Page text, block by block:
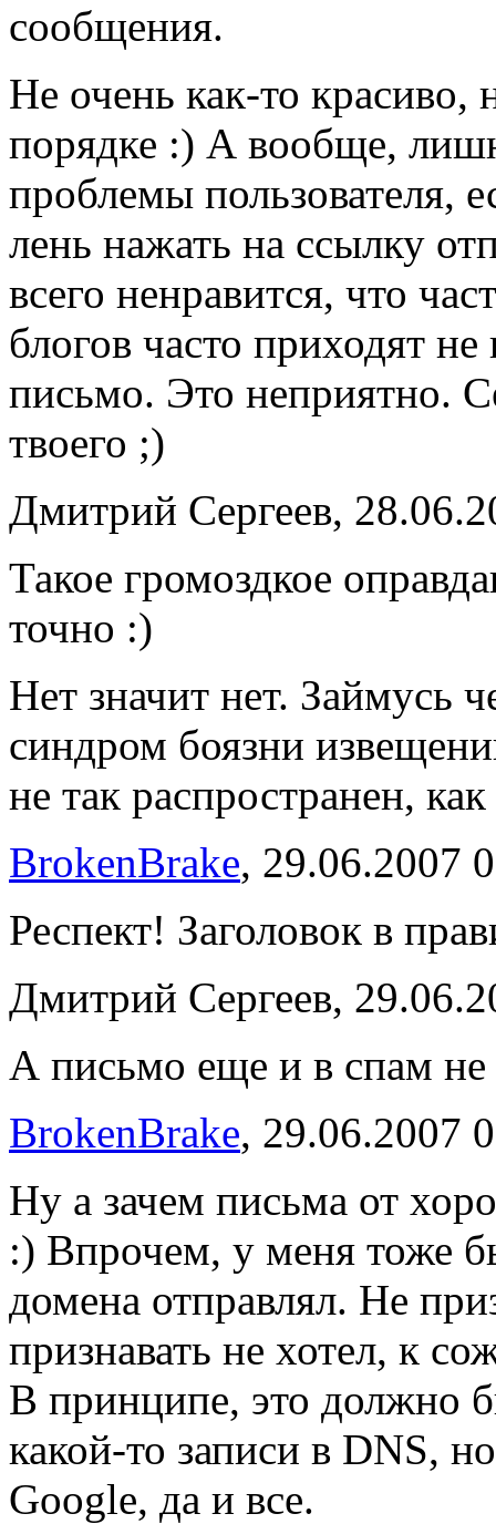
сообщения.
Не очень как-то красиво,
порядке :) А вообще,
проблемы пользователя,
лень нажать на ссылку
всего ненравится, что
блогов часто приходят
письмо. Это неприятно.
твоего ;)
Дмитрий Сергеев,
Такое громоздкое
точно :)
Нет значит нет. Займусь
синдром боязни
не так распространен,
BrokenBrake, 29.06.2007
Респект! Заголовок в
Дмитрий Сергеев,
А письмо еще и в спам
BrokenBrake, 29.06.2007
Ну а зачем письма от
:) Впрочем, у меня тоже
домена отправлял. Не
признавать не хотел, к
В принципе, это должно
какой-то записи в DNS,
Google, да и все.